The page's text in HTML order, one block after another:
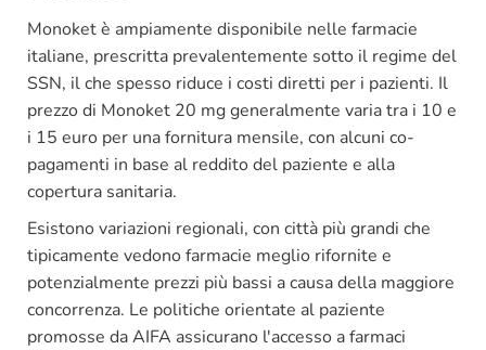
Monoket è ampiamente disponibile nelle farmacie
italiane, prescritta prevalentemente sotto il regime del
SSN, il che spesso riduce i costi diretti per i pazienti. Il
prezzo di Monoket 20 mg generalmente varia tra i 10 e
i 15 euro per una fornitura mensile, con alcuni co-
pagamenti in base al reddito del paziente e alla
copertura sanitaria.
Esistono variazioni regionali, con città più grandi che
tipicamente vedono farmacie meglio rifornite e
potenzialmente prezzi più bassi a causa della maggiore
concorrenza. Le politiche orientate al paziente
promosse da AIFA assicurano l'accesso a farmaci